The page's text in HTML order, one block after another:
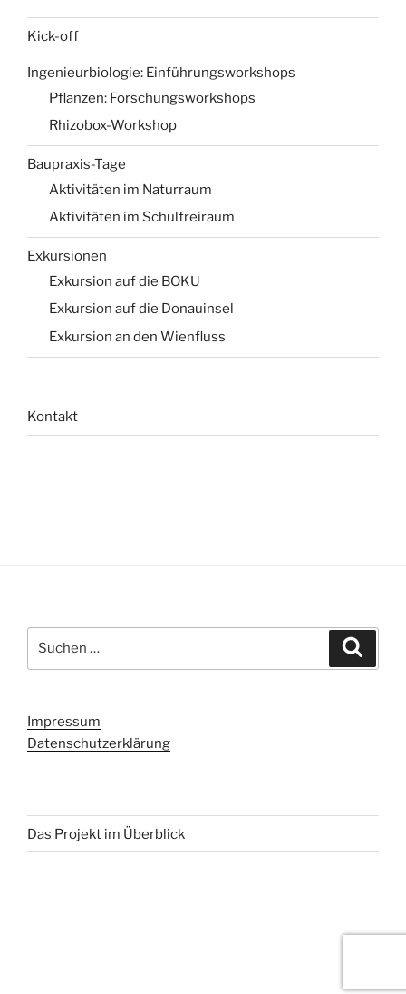
Kick-off
Ingenieurbiologie: Einführungsworkshops
Pflanzen: Forschungsworkshops
Rhizobox-Workshop
Baupraxis-Tage
Aktivitäten im Naturraum
Aktivitäten im Schulfreiraum
Exkursionen
Exkursion auf die BOKU
Exkursion auf die Donauinsel
Exkursion an den Wienfluss
Kontakt
nach:
Impressum
Datenschutzerklärung
Das Projekt im Überblick